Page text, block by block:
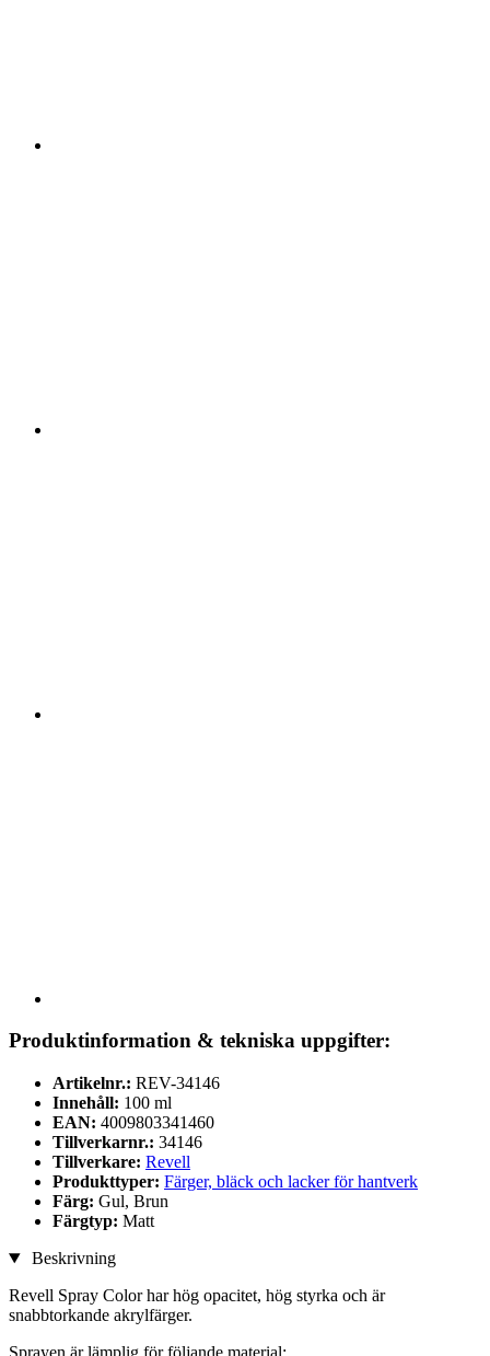
Produktinformation & tekniska uppgifter:
Artikelnr.: REV-34146
Innehåll: 100 ml
EAN: 4009803341460
Tillverkarnr.: 34146
Tillverkare: Revell
Produkttyper: Färger, bläck och lacker för hantverk
Färg: Gul, Brun
Färgtyp: Matt
Beskrivning
Revell Spray Color har hög opacitet, hög styrka och är
snabbtorkande akrylfärger.
Sprayen är lämplig för följande material: